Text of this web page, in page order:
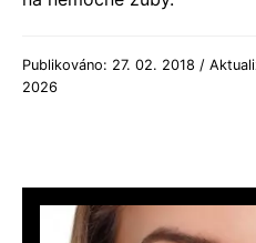
Publikováno: 27. 02. 2018 /
2026